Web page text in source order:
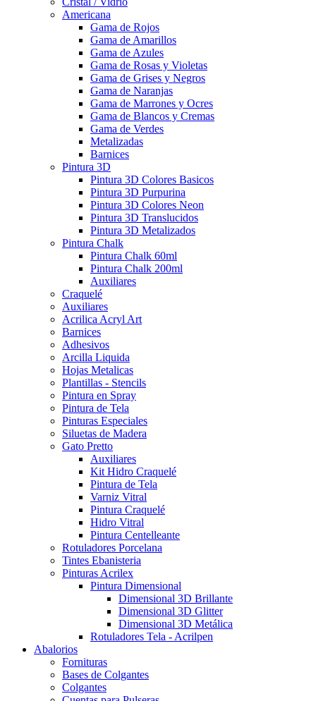
Americana
Gama de Rojos
Gama de Amarillos
Gama de Azules
Gama de Rosas y Violetas
Gama de Grises y Negros
Gama de Naranjas
Gama de Marrones y Ocres
Gama de Blancos y Cremas
Gama de Verdes
Metalizadas
Barnices
Pintura 3D
Pintura 3D Colores Basicos
Pintura 3D Purpurina
Pintura 3D Colores Neon
Pintura 3D Translucidos
Pintura 3D Metalizados
Pintura Chalk
Pintura Chalk 60ml
Pintura Chalk 200ml
Auxiliares
Craquelé
Auxiliares
Acrilica Acryl Art
Barnices
Adhesivos
Arcilla Liquida
Hojas Metalicas
Plantillas - Stencils
Pintura en Spray
Pintura de Tela
Pinturas Especiales
Siluetas de Madera
Gato Pretto
Auxiliares
Kit Hidro Craquelé
Pintura de Tela
Varniz Vitral
Pintura Craquelé
Hidro Vitral
Pintura Centelleante
Rotuladores Porcelana
Tintes Ebanisteria
Pinturas Acrilex
Pintura Dimensional
Dimensional 3D Brillante
Dimensional 3D Glitter
Dimensional 3D Metálica
Rotuladores Tela - Acrilpen
Abalorios
Fornituras
Bases de Colgantes
Colgantes